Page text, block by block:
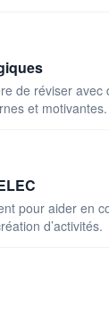
de réviser avec
et motivantes.
pour aider en
d’activités.